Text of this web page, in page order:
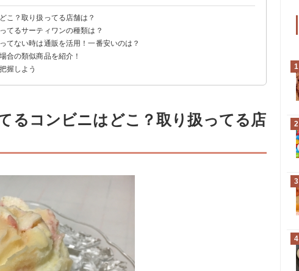
こ？取り扱ってる店舗は？
リーヤマザキのみ
ザキで売ってる
てるサーティワンの種類は？
てない時は通販を活用！一番安いのは？
ユー 1個 冷凍（620円）
10個セット（4,970円）
ム 9個フルセット（6,230円）
合の類似商品を紹介！
テ
キャラメル 6個（1,570円）｜ハーゲンダッツ
ちおとめ 苺 12個入り×12袋（2,851円）｜江崎グリコ
握しよう
るコンビニはどこ？取り扱ってる店
1
2
3
4